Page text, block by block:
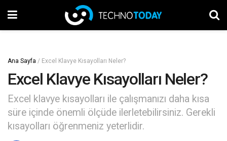
Ana Sayfa / Excel Klavye Kısayolları Neler?
Excel Klavye Kısayolları Neler?
Excel klavye kısayolları ile çalışmanızı daha kısa
süre içinde önemli ölçüde ilerletebilirsiniz. Gerekli
kısayolları öğrenmeniz yeterlidir.